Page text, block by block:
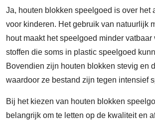
Ja, houten blokken speelgoed is over het
voor kinderen. Het gebruik van natuurlijk
hout maakt het speelgoed minder
stoffen die soms in plastic speelgoed
Bovendien zijn houten blokken stevig en
waardoor ze bestand zijn tegen intensief
Bij het kiezen van houten blokken
belangrijk om te letten op de kwaliteit en